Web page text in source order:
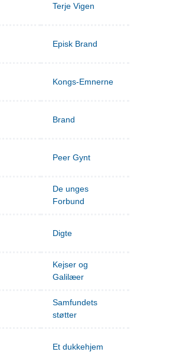
Terje Vigen
Episk Brand
Kongs-Emnerne
Brand
Peer Gynt
De unges
Forbund
Digte
Kejser og
Galilæer
Samfundets
støtter
Et dukkehjem